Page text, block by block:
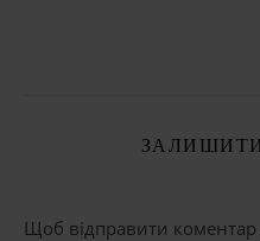
Щоб відправити